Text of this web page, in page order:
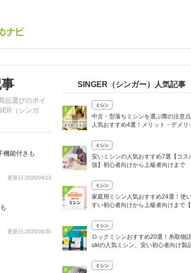
品選びのポイ
（シンガ
機能付きも
更新日:2026/04/13
更新日:2025/09/30
SINGER（シンガー）人気記事
1
ミシン
中古・型落ちミシンを選ぶ際の注意
人気おすすめ4選！メリット・デメリ
2
ミシン
安いミシンの人気おすすめ7選【コス
強】初心者向けから上級者向けまで
3
ミシン
家庭用ミシン人気おすすめ24選！使
すい初心者向けから上級者向けまで
4
ミシン
ロックミシンおすすめ20選！糸取物
ukiの人気ミシン、安い初心者向け製
5
ミシン